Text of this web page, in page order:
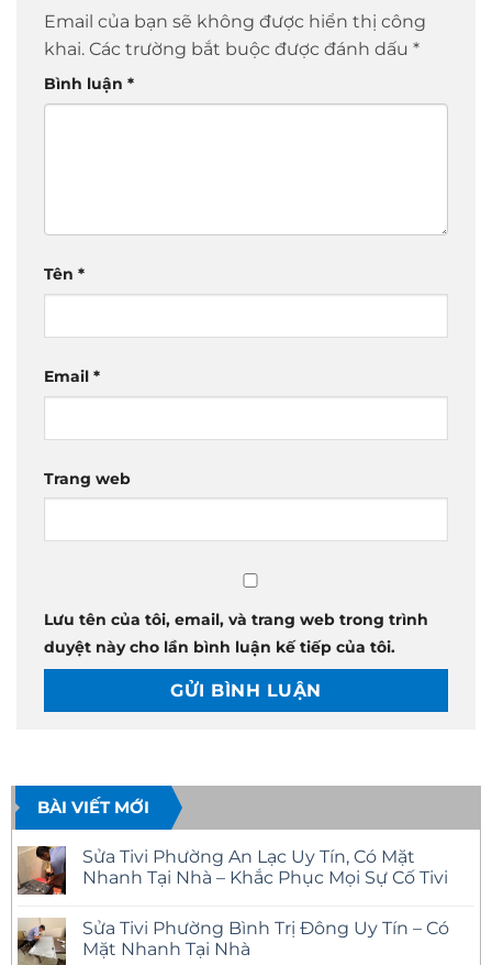
Email của bạn sẽ không được hiển thị công
khai. Các trường bắt buộc được đánh dấu *
Bình luận *
Tên *
Email *
Trang web
Lưu tên của tôi, email, và trang web trong trình
duyệt này cho lần bình luận kế tiếp của tôi.
BÀI VIẾT MỚI
Sửa Tivi Phường An Lạc Uy Tín, Có Mặt
Nhanh Tại Nhà – Khắc Phục Mọi Sự Cố Tivi
bình
luận
ở
Sửa Tivi Phường Bình Trị Đông Uy Tín – Có
Mặt Nhanh Tại Nhà